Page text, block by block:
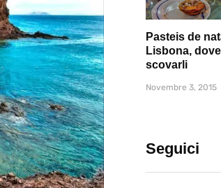
Pasteis de
Lisbona, dove
scovarli
Novembre 3, 2015
Seguici